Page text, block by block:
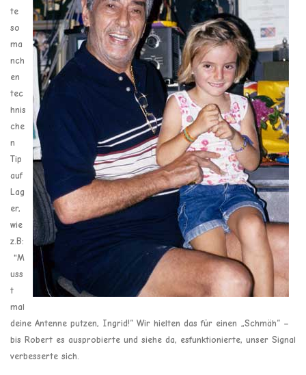
te
so
ma
nch
en
tec
hnis
che
n
Tip
auf
Lag
er,
wie
z.B:
"M
uss
t
mal
deine Antenne putzen, Ingrid!“ Wir hielten das für einen „Schmäh“ –
bis Robert es ausprobierte und siehe da, esfunktionierte, unser Signal
verbesserte sich.